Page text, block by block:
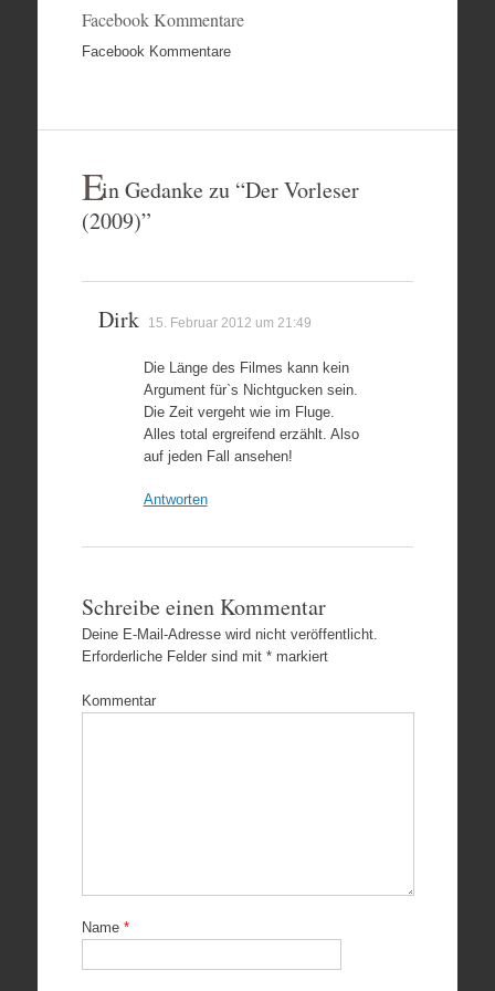
Facebook Kommentare
Facebook Kommentare
Ein Gedanke zu “Der Vorleser
(2009)”
Dirk 15. Februar 2012 um 21:49
Die Länge des Filmes kann kein
Argument für`s Nichtgucken sein.
Die Zeit vergeht wie im Fluge.
Alles total ergreifend erzählt. Also
auf jeden Fall ansehen!
Antworten
Schreibe einen Kommentar
Deine E-Mail-Adresse wird nicht veröffentlicht.
Erforderliche Felder sind mit *markiert
Kommentar
Name *